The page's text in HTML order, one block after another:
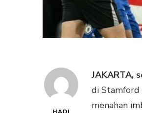
JAKARTA,
di Stamford
menahan